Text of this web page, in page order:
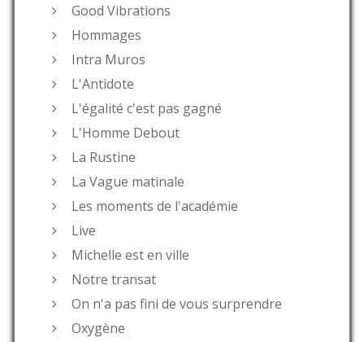
Good Vibrations
Hommages
Intra Muros
L'Antidote
L'égalité c'est pas gagné
L'Homme Debout
La Rustine
La Vague matinale
Les moments de l'académie
Live
Michelle est en ville
Notre transat
On n'a pas fini de vous surprendre
Oxygène